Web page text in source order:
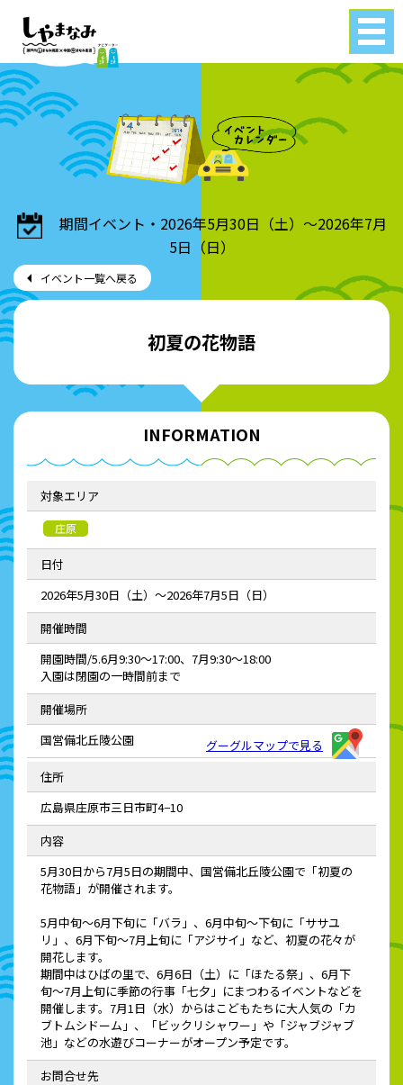
Tog
gle
navi
gati
期間イベント・2026年5月30日（土）～2026年7月
5日（日）
イベント一覧へ戻る
初夏の花物語
INFORMATION
対象エリア
庄原
日付
2026年5月30日（土）～2026年7月5日（日）
開催時間
開園時間/5.6月9:30～17:00、7月9:30～18:00
入園は閉園の一時間前まで
開催場所
国営備北丘陵公園
グーグルマップで見る
住所
広島県庄原市三日市町4−10
内容
5月30日から7月5日の期間中、国営備北丘陵公園で「初夏の
花物語」が開催されます。
5月中旬〜6月下旬に「バラ」、6月中旬〜下旬に「ササユ
リ」、6月下旬〜7月上旬に「アジサイ」など、初夏の花々が
開花します。
期間中はひばの里で、6月6日（土）に「ほたる祭」、6月下
旬〜7月上旬に季節の行事「七夕」にまつわるイベントなどを
開催します。7月1日（水）からはこどもたちに大人気の「カ
ブトムシドーム」、「ビックリシャワー」や「ジャブジャブ
池」などの水遊びコーナーがオープン予定です。
お問合せ先